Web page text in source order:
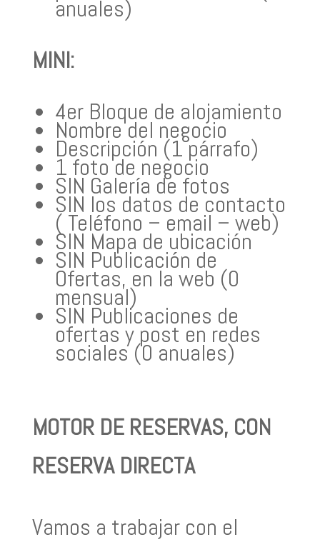
anuales)
MINI:
4er Bloque de alojamiento
Nombre del negocio
Descripción (1 párrafo)
1 foto de negocio
SIN Galería de fotos
SIN los datos de contacto
( Teléfono – email – web)
SIN Mapa de ubicación
SIN Publicación de
Ofertas, en la web (0
mensual)
SIN Publicaciones de
ofertas y post en redes
sociales (0 anuales)
MOTOR DE RESERVAS, CON
RESERVA DIRECTA
Vamos a trabajar con el